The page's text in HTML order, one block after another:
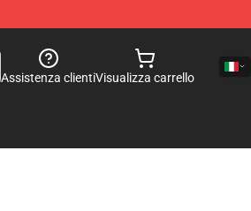
Assistenza clientiVisualizza carrello